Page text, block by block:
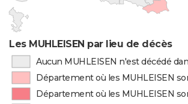
Les MUHLEISEN par lieu de décès
Aucun MUHLEISEN n'est décédé
Département où les MUHLEISEN
Département où les MUHLEISEN